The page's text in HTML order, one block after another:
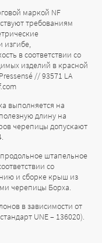
маркой NF
требованиям
изгибе,
в соответствии со
изделий в красной
// 93571 LA
выполняется на
длину на
черепицы допускают
штапельное
со
и сборке крыш из
черепицы Борха.
в зависимости от
UNE – 136020).